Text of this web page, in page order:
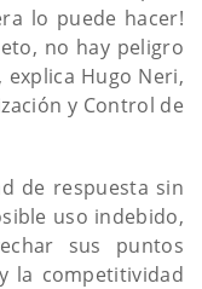
lo puede hacer!
no hay peligro
Hugo Neri,
y Control de
de respuesta sin
uso indebido,
sus puntos
la competitividad